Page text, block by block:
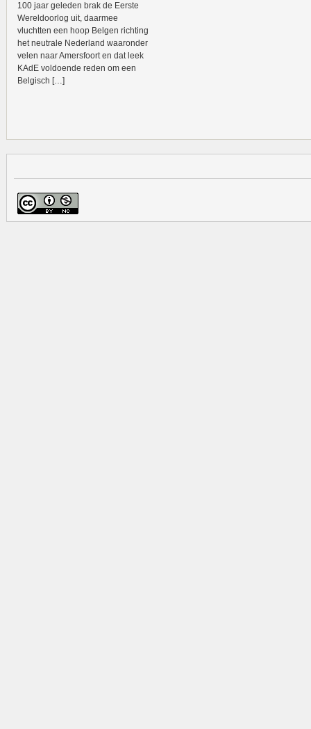
100 jaar geleden brak de Eerste
Wereldoorlog uit, daarmee
vluchtten een hoop Belgen richting
het neutrale Nederland waaronder
velen naar Amersfoort en dat leek
KAdE voldoende reden om een
Belgisch […]